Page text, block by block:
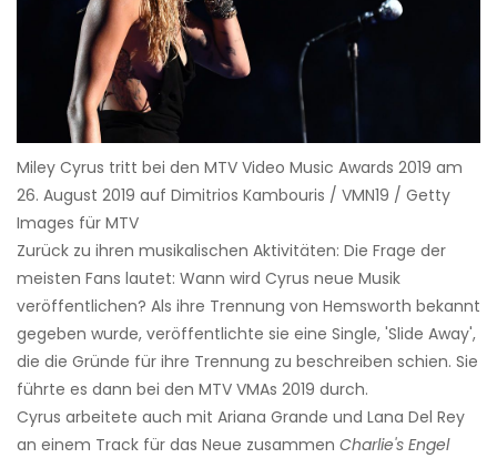
Miley Cyrus tritt bei den MTV Video Music Awards 2019 am
26. August 2019 auf Dimitrios Kambouris / VMN19 / Getty
Images für MTV
Zurück zu ihren musikalischen Aktivitäten: Die Frage der
meisten Fans lautet: Wann wird Cyrus neue Musik
veröffentlichen? Als ihre Trennung von Hemsworth bekannt
gegeben wurde, veröffentlichte sie eine Single, 'Slide Away',
die die Gründe für ihre Trennung zu beschreiben schien. Sie
führte es dann bei den MTV VMAs 2019 durch.
Cyrus arbeitete auch mit Ariana Grande und Lana Del Rey
an einem Track für das Neue zusammen Charlie's Engel